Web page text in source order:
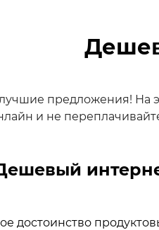
предложения!
и не
достоинство